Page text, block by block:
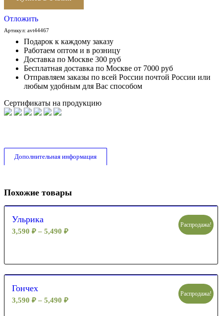
Отложить
Артикул: avt44467
Подарок к каждому заказу
Работаем оптом и в розницу
Доставка по Москве 300 руб
Бесплатная доставка по Москве от 7000 руб
Отправляем заказы по всей России почтой России или
любым удобным для Вас способом
Сертификаты на продукцию
Дополнительная информация
Похожие товары
Ульрика
3,590 ₽ – 5,490 ₽
Распродажа!
Гончех
3,590 ₽ – 5,490 ₽
Распродажа!